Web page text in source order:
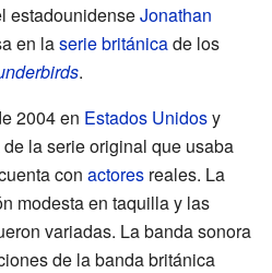
estadounidenseJonathan
en laseriebritánicade los
.
2004 en Estados Unidosy
la serie original que usaba
con actores reales. La
modesta en taquilla y las
variadas. La banda sonora
de la banda británica